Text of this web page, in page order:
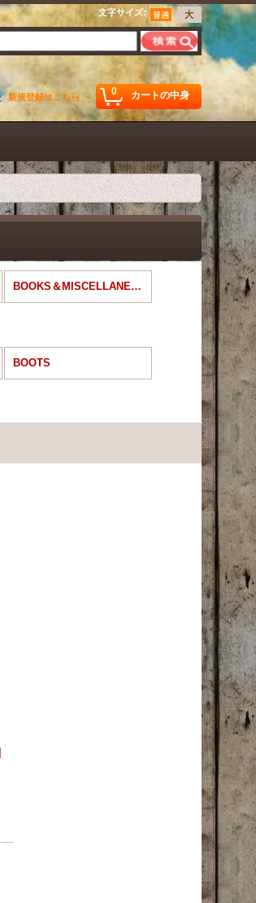
文字サイズ:
0 カートの中身
新規登録はこちら
BOOKS＆MISCELLANEOUS
BOOTS